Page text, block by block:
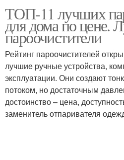
Пароочиститель для
плитки
Пароочиститель для
окон
Бюджетный
ТОП-11 лучших
для дома по цене.
пароочистители
Рейтинг пароочистителей
лучшие ручные устройства,
эксплуатации. Они создают
потоком, но достаточным
достоинство – цена,
заменитель отпаривателя